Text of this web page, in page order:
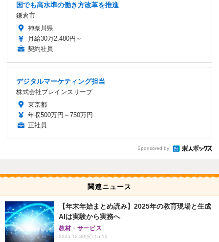
国でも高水準の働き方改革を推進
鎌倉市
神奈川県
月給30万2,480円～
契約社員
デジタルマーケティング担当
株式会社ブレインスリープ
東京都
年収500万円～750万円
正社員
Sponsored by
関連ニュース
【年末年始まとめ読み】2025年の教育現場と生成
AIは実験から実務へ
教材・サービス
2025.12.30(火) 15:15